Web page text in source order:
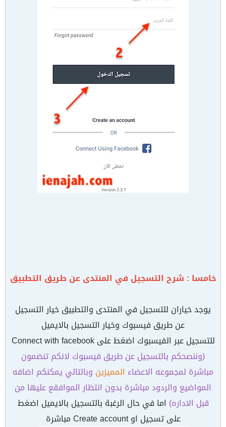
خامسا : شرح التسجيل في المنتدى عن طريق التطبيق
يوجد خياران للتسجيل في المنتدى والتطبيق خيار التسجيل
عن طريق فيسبوك وخيار التسجيل بالايميل
للتسجيل عبر الفيسبوك اضغط على Connect with facebook
(وننصحكم بالتسجيل عن طريق فيسبوك لانكم تنضمون
مباشرة لمجموعه الاعضاء المميزين وبالتالي يمكنكم اضافه
المواضيع والردود مباشرة بدون انتظار الموافقع عليها من
قبل الاداره) اما في حال الرغبة بالتسجيل بالايميل اضغط
على تسجيل او Create account مباشرة